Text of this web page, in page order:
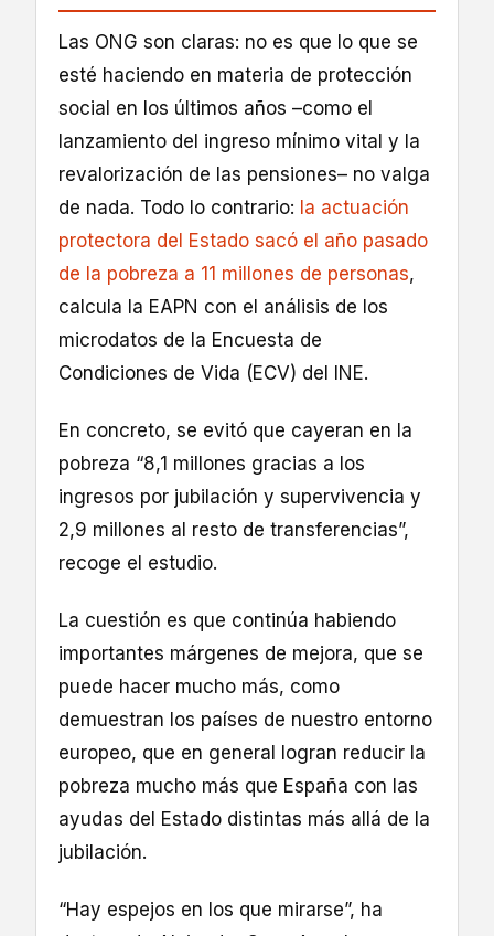
Las ONG son claras: no es que lo que se
esté haciendo en materia de protección
social en los últimos años –como el
lanzamiento del ingreso mínimo vital y la
revalorización de las pensiones– no valga
de nada. Todo lo contrario: la actuación
protectora del Estado sacó el año pasado
de la pobreza a 11 millones de personas,
calcula la EAPN con el análisis de los
microdatos de la Encuesta de
Condiciones de Vida (ECV) del INE.
En concreto, se evitó que cayeran en la
pobreza “8,1 millones gracias a los
ingresos por jubilación y supervivencia y
2,9 millones al resto de transferencias”,
recoge el estudio.
La cuestión es que continúa habiendo
importantes márgenes de mejora, que se
puede hacer mucho más, como
demuestran los países de nuestro entorno
europeo, que en general logran reducir la
pobreza mucho más que España con las
ayudas del Estado distintas más allá de la
jubilación.
“Hay espejos en los que mirarse”, ha